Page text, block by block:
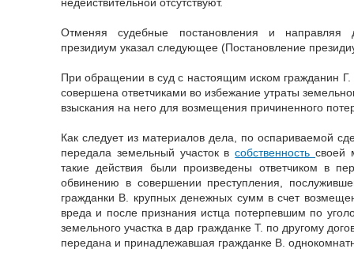
Отменяя судебные постановления и направляя
президиум указал следующее (Постановление
При обращении в суд с настоящим иском гражданин Г.
совершена ответчиками во избежание утраты
взыскания на него для возмещения причиненного
Как следует из материалов дела, по оспариваемой
передала земельный участок всобственностьсвоей
такие действия были произведены ответчиком в
обвинению в совершении преступления,
гражданки В. крупных денежных сумм в счет
вреда и после признания истца потерпевшим по
земельного участка в дар гражданке Т. по другому
передана и принадлежавшая гражданке В.